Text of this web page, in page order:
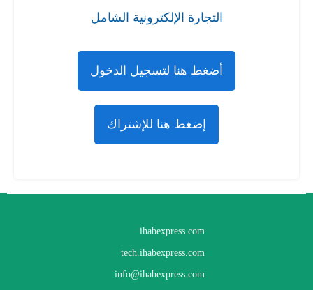
التجارة الإلكترونية الشامل
أضغط هنا لتسجيل الدخول
إضغط هنا للإشتراك
ihabexpress.com
tech.ihabexpress.com
info@ihabexpress.com